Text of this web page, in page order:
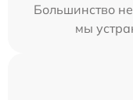
Большинство
мы